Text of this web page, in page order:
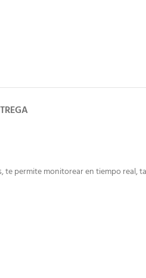
permite monitorear en tiempo